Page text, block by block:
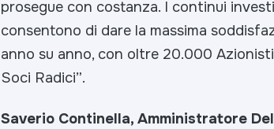
prosegue con costanza. I continui
consentono di dare la massima
anno su anno, con oltre 20.000
Soci Radici”.
Saverio Continella, Amministratore